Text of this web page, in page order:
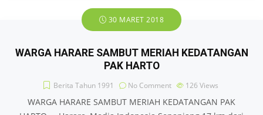
30 MARET 2018
WARGA HARARE SAMBUT MERIAH KEDATANGAN
PAK HARTO
Berita Tahun 1991 No Comment 126 Views
WARGA HARARE SAMBUT MERIAH KEDATANGAN PAK